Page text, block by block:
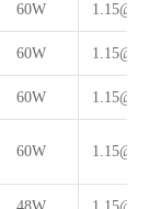
60W
60W
60W
60W